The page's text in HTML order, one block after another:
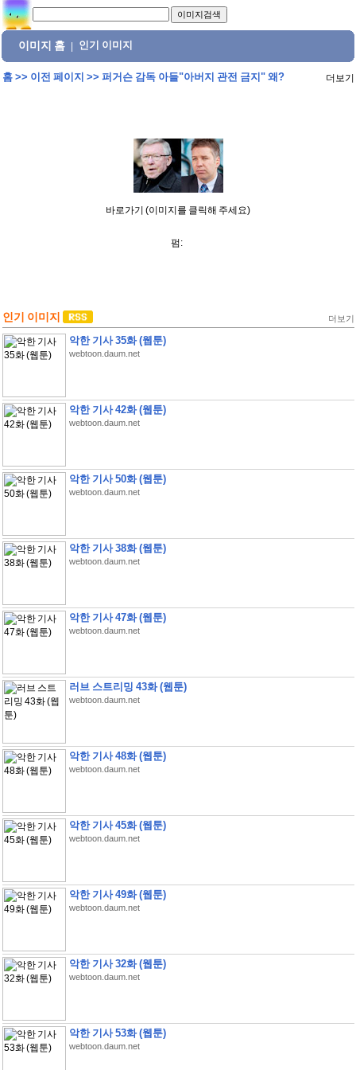
이미지 홈 인기 이미지
홈>> 이전 페이지 >> 퍼거슨 감독 아들"아버지 관전 금지" 왜? 더보기
바로가기 (이미지를 클릭해 주세요)
펌:
인기 이미지 더보기
악한 기사 35화 (웹툰)
webtoon.daum.net
악한 기사 42화 (웹툰)
webtoon.daum.net
악한 기사 50화 (웹툰)
webtoon.daum.net
악한 기사 38화 (웹툰)
webtoon.daum.net
악한 기사 47화 (웹툰)
webtoon.daum.net
러브 스트리밍 43화 (웹툰)
webtoon.daum.net
악한 기사 48화 (웹툰)
webtoon.daum.net
악한 기사 45화 (웹툰)
webtoon.daum.net
악한 기사 49화 (웹툰)
webtoon.daum.net
악한 기사 32화 (웹툰)
webtoon.daum.net
악한 기사 53화 (웹툰)
webtoon.daum.net